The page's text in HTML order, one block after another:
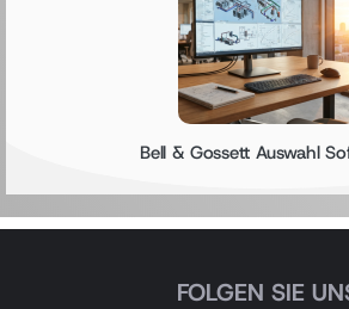
Bell & Gossett Auswahl
FOLGEN SIE